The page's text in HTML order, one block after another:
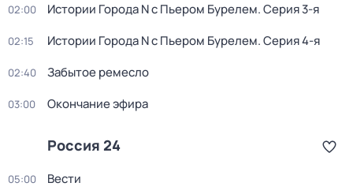
02:00 Истории Города N с Пьером Бурелем. Серия 3-я
02:15 Истории Города N с Пьером Бурелем. Серия 4-я
02:40 Забытое ремесло
03:00 Окончание эфира
Россия 24
05:00 Вести